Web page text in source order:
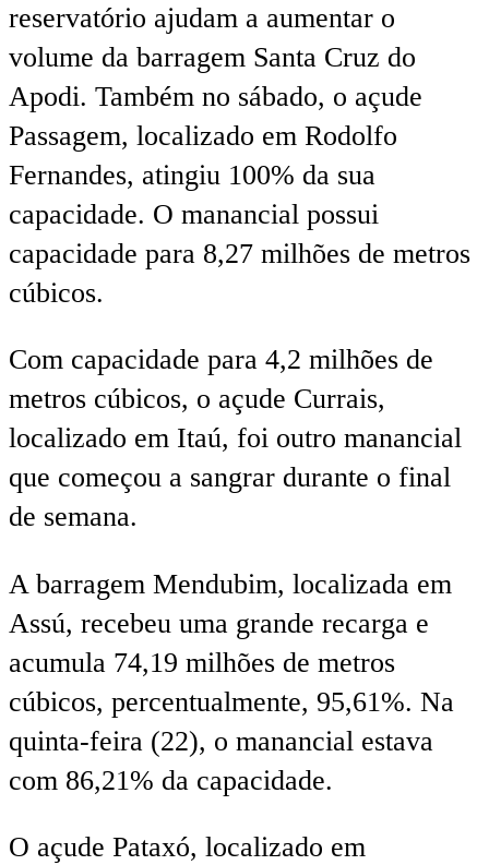
reservatório ajudam a aumentar o
volume da barragem Santa Cruz do
Apodi. Também no sábado, o açude
Passagem, localizado em Rodolfo
Fernandes, atingiu 100% da sua
capacidade. O manancial possui
capacidade para 8,27 milhões de metros
cúbicos.
Com capacidade para 4,2 milhões de
metros cúbicos, o açude Currais,
localizado em Itaú, foi outro manancial
que começou a sangrar durante o final
de semana.
A barragem Mendubim, localizada em
Assú, recebeu uma grande recarga e
acumula 74,19 milhões de metros
cúbicos, percentualmente, 95,61%. Na
quinta-feira (22), o manancial estava
com 86,21% da capacidade.
O açude Pataxó, localizado em